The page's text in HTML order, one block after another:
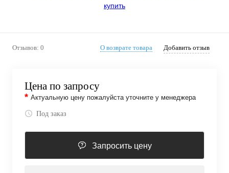
Отзывов: 0 О возврате товара Добавить отзыв
Цена по запросу
* Актуальную цену пожалуйста уточните у менеджера
Под заказ
Запросить цену